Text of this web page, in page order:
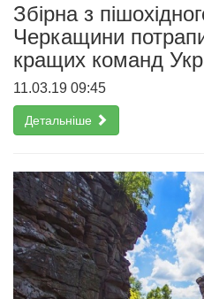
Збірна з
Черкащини
кращих команд
11.03.19 09:45
Детальніше